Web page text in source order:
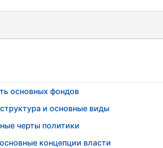
основных фондов
и основные виды
черты политики
концепции власти